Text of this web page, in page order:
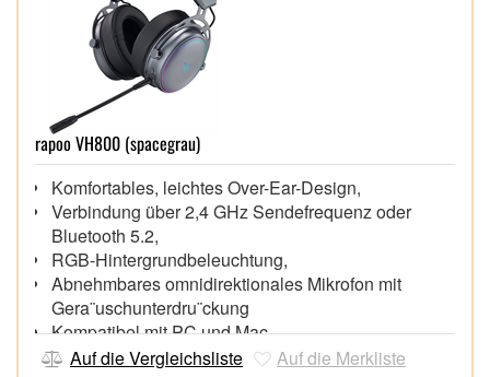
rapoo VH800 (spacegrau)
Komfortables, leichtes Over-Ear-Design,
Verbindung über 2,4 GHz Sendefrequenz oder
Bluetooth 5.2,
RGB-Hintergrundbeleuchtung,
Abnehmbares omnidirektionales Mikrofon mit
Gera¨uschunterdru¨ckung
Kompatibel mit PC und Mac,
Wandler-Durchmesser: 40 mm,
Auf die Vergleichsliste Auf die Merkliste